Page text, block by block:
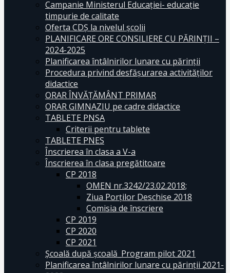
Campanie Ministerul Educației- educație
timpurie de calitate
Oferta CDŞ la nivelul şcolii
PLANIFICARE ORE CONSILIERE CU PĂRINȚII –
2024-2025
Planificarea întâlnirilor lunare cu părinții
Procedura privind desfășurarea activităților
didactice
ORAR ÎNVĂȚĂMÂNT PRIMAR
ORAR GIMNAZIU pe cadre didactice
TABLETE PNSA
Criterii pentru tablete
TABLETE PNES
Înscrierea în clasa a V-a
Înscrierea în clasa pregătitoare
CP 2018
OMEN nr.3242/23.02.2018;
Ziua Porților Deschise 2018
Comisia de înscriere
CP 2019
CP 2020
CP 2021
Școală după școală_Program pilot 2021
Planificarea întâlnirilor lunare cu părinții 2021-